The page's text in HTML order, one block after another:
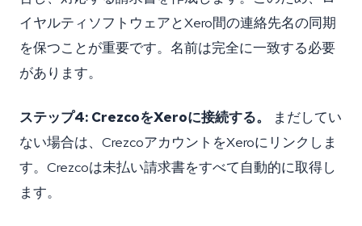
イヤルティソフトウェアとXero間の連絡先名の同期
を保つことが重要です。名前は完全に一致する必要
があります。
ステップ4: CrezcoをXeroに接続する。
まだしてい
ない場合は、CrezcoアカウントをXeroにリンクしま
す。Crezcoは未払い請求書をすべて自動的に取得し
ます。